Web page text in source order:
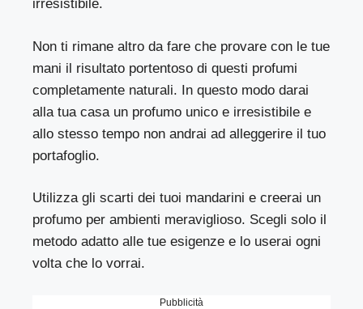
irresistibile.
Non ti rimane altro da fare che provare con le tue
mani il risultato portentoso di questi profumi
completamente naturali. In questo modo darai
alla tua casa un profumo unico e irresistibile e
allo stesso tempo non andrai ad alleggerire il tuo
portafoglio.
Utilizza gli scarti dei tuoi mandarini e creerai un
profumo per ambienti meraviglioso. Scegli solo il
metodo adatto alle tue esigenze e lo userai ogni
volta che lo vorrai.
Pubblicità